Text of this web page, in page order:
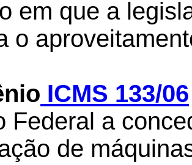
em que a
o
ICMS 133/06
Federal a
de